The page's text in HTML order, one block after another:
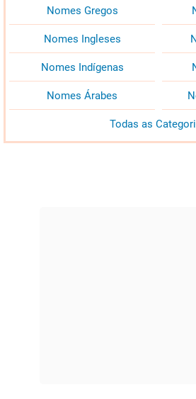
Nomes Gregos
Nomes Ingleses
Nomes Indígenas
Nomes Árabes
Todas as